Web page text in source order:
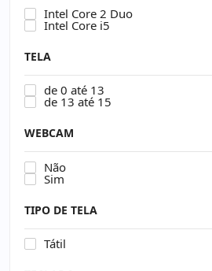
Intel Core 2 Duo
Intel Core i5
TELA
de 0 até 13
de 13 até 15
WEBCAM
Não
Sim
TIPO DE TELA
Tátil